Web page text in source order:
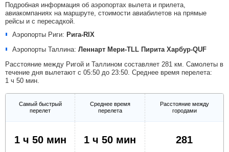
Подробная информация об аэропортах вылета и прилета,
авиакомпаниях на маршруте, стоимости авиабилетов на прямые
рейсы и с пересадкой.
Аэропорты Риги: Рига-RIX
Аэропорты Таллина: Леннарт Мери-TLL Пирита Харбур-QUF
Расстояние между Ригой и Таллином составляет 281 км. Самолеты в
течение дня вылетают с 05:50 до 23:50. Среднее время перелета:
1 ч 50 мин.
Самый быстрый
перелет
Среднее время
перелета
Расстояние между
городами
1 ч 50 мин 1 ч 50 мин 281